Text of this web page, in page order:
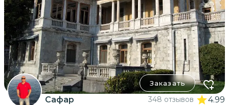
Заказать
Сафар 348 отзывов 4.99